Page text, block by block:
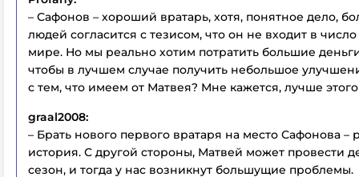
– Сафонов – хороший вратарь, хотя, понятное дело,
людей согласится с тезисом, что он не входит в
мире. Но мы реально хотим потратить большие
чтобы в лучшем случае получить небольшое
с тем, что имеем от Матвея? Мне кажется, лучше
graal2008:
– Брать нового первого вратаря на место Сафонова –
история. С другой стороны, Матвей может провести
сезон, и тогда у нас возникнут большущие проблемы.